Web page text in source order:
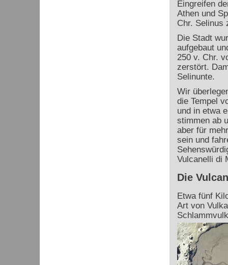
Eingreifen
Athen und
Chr. Selinus
Die Stadt
aufgebaut
250 v. Chr.
zerstört.
Selinunte.
Wir
die Tempel
und in etwa
stimmen ab
aber für
sein und
Vulcanelli di
Die
Etwa fünf
Art von